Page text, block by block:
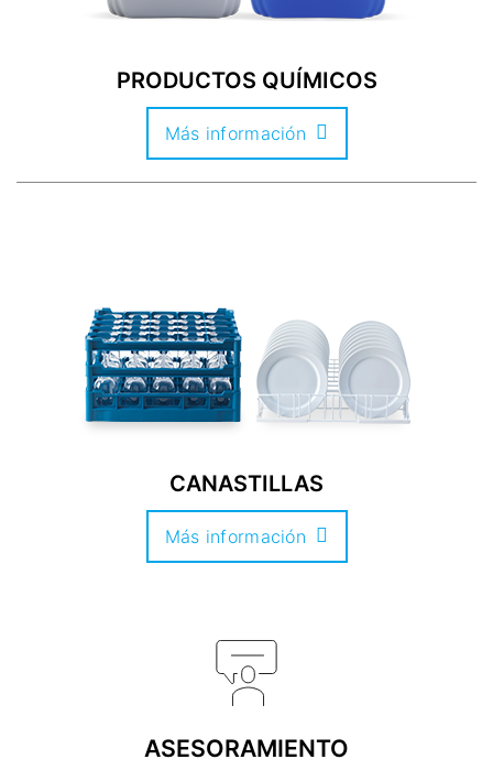
PRODUCTOS QUÍMICOS
Más información
CANASTILLAS
Más información
ASESORAMIENTO